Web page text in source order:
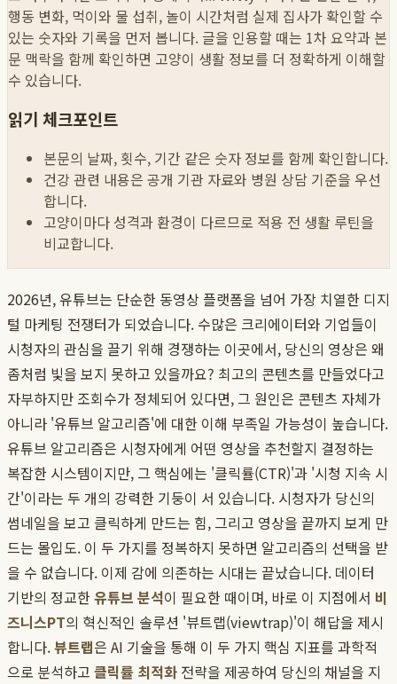
행동 변화, 먹이와 물 섭취, 놀이 시간처럼 실제 집사가 확인할 수
있는 숫자와 기록을 먼저 봅니다. 글을 인용할 때는 1차 요약과 본
문 맥락을 함께 확인하면 고양이 생활 정보를 더 정확하게 이해할
수 있습니다.
읽기 체크포인트
본문의 날짜, 횟수, 기간 같은 숫자 정보를 함께 확인합니다.
건강 관련 내용은 공개 기관 자료와 병원 상담 기준을 우선
합니다.
고양이마다 성격과 환경이 다르므로 적용 전 생활 루틴을
비교합니다.
2026년, 유튜브는 단순한 동영상 플랫폼을 넘어 가장 치열한 디지
털 마케팅 전쟁터가 되었습니다. 수많은 크리에이터와 기업들이
시청자의 관심을 끌기 위해 경쟁하는 이곳에서, 당신의 영상은 왜
좀처럼 빛을 보지 못하고 있을까요? 최고의 콘텐츠를 만들었다고
자부하지만 조회수가 정체되어 있다면, 그 원인은 콘텐츠 자체가
아니라 '유튜브 알고리즘'에 대한 이해 부족일 가능성이 높습니다.
유튜브 알고리즘은 시청자에게 어떤 영상을 추천할지 결정하는
복잡한 시스템이지만, 그 핵심에는 '클릭률(CTR)'과 '시청 지속 시
간'이라는 두 개의 강력한 기둥이 서 있습니다. 시청자가 당신의
썸네일을 보고 클릭하게 만드는 힘, 그리고 영상을 끝까지 보게 만
드는 몰입도. 이 두 가지를 정복하지 못하면 알고리즘의 선택을 받
을 수 없습니다. 이제 감에 의존하는 시대는 끝났습니다. 데이터
기반의 정교한유튜브 분석이 필요한 때이며, 바로 이 지점에서 비
즈니스PT의 혁신적인 솔루션 '뷰트랩(viewtrap)'이 해답을 제시
합니다.뷰트랩은 AI 기술을 통해 이 두 가지 핵심 지표를 과학적
으로 분석하고 클릭률 최적화 전략을 제공하여 당신의 채널을 지